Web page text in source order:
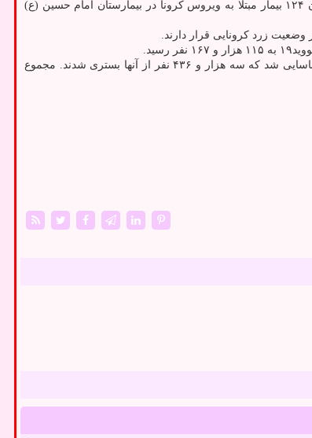
رییس دانشگاه علوم پزشکی شاهرود افزود: طی ۲۴ ساعت گذشته ۲۰ بیمار کووید۱۹ در بخش های اختصاص یافته به بیماران کرونایی بستری شدند و هم اکنون ۱۲۴ بیمار مبتلا به ویروس کرونا در بیمارستان امام حسین (ع)
زرد کرونایی قرار دارند.
همچنین از دیروز(دوشنبه) تا امروز سه شنبه ۲۳ شهریور ۱۴۰۰ و بر مبنای معیارهای قطعی تشخیصی، ۲۲ هزار و ۳۲۹ بیمار جدید مبتلا به کووید۱۹ در کشور شناسایی شد که سه هزار و ۴۳۶ نفر از آنها بستری شدند. مجموع